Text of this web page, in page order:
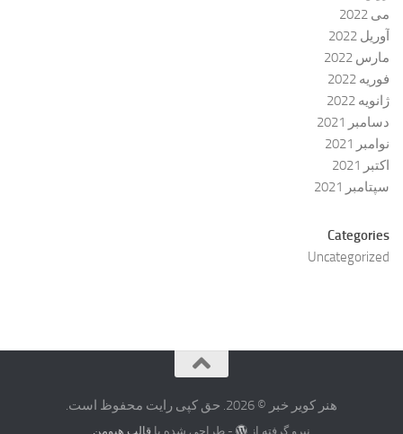
می 2022
آوریل 2022
مارس 2022
فوریه 2022
ژانویه 2022
دسامبر 2021
نوامبر 2021
اکتبر 2021
سپتامبر 2021
Categories
Uncategorized
هنر کویر خبر © 2026. حق کپی رایت محفوظ است.
نیرو گرفته از - طراحی شده باقالب هیومن